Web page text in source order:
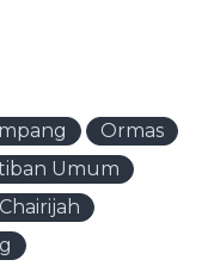
Ormas
Umum
Chairijah